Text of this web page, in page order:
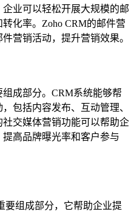
业可以轻松开展大规模的邮
化率。Zoho CRM的邮件营
营销活动，提升营销效果。
成部分。CRM系统能够帮
包括内容发布、互动管理、
交媒体营销功能可以帮助企
高品牌曝光率和客户参与
要组成部分，它帮助企业提